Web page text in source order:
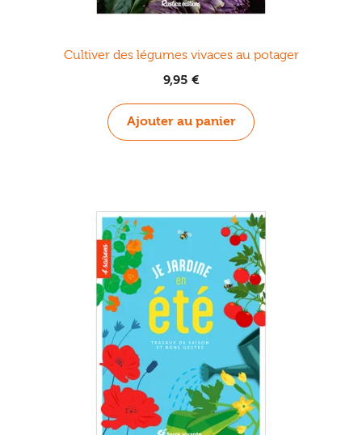
Cultiver des légumes vivaces au potager
9,95 €
Ajouter au panier